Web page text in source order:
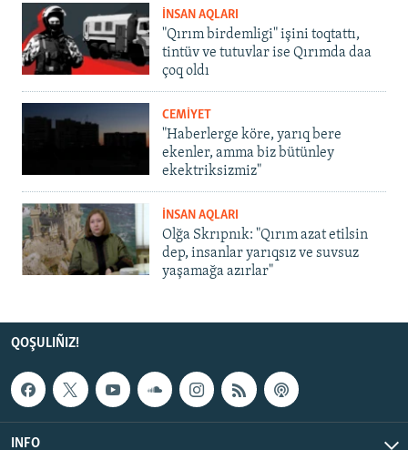
İNSAN AQLARI
"Qırım birdemligi" işini toqtattı,
tintüv ve tutuvlar ise Qırımda daa
çoq oldı
CEMİYET
"Haberlerge köre, yarıq bere
ekenler, amma biz bütünley
ekektriksizmiz"
İNSAN AQLARI
Olğa Skrıpnık: "Qırım azat etilsin
dep, insanlar yarıqsız ve suvsuz
yaşamağa azırlar"
QOŞULIÑIZ!
INFO